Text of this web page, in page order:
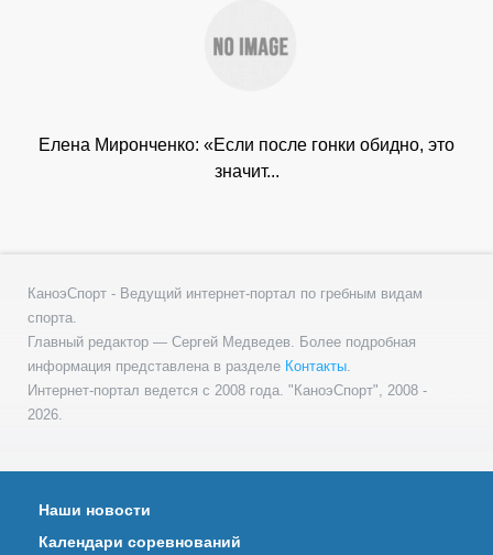
Елена Миронченко: «Если после гонки обидно, это
значит...
КаноэСпорт - Ведущий интернет-портал по гребным видам
спорта.
Главный редактор — Сергей Медведев. Более подробная
информация представлена в разделе Контакты
Интернет-портал ведется с 2008 года. "КаноэСпорт", 2008 -
2026.
Наши новости
Календари соревнований